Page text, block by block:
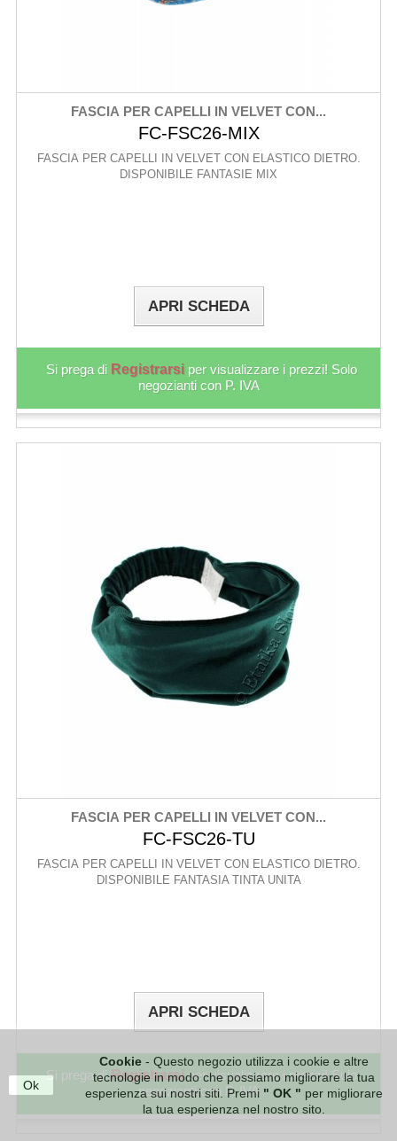
Ok
Cookie - Questo negozio utilizza i cookie e altre
tecnologie in modo che possiamo migliorare la tua
esperienza sui nostri siti. Premi " OK " per migliorare
la tua esperienza nel nostro sito.
FASCIA PER CAPELLI IN VELVET CON...
FC-FSC26-MIX
FASCIA PER CAPELLI IN VELVET CON ELASTICO DIETRO.
DISPONIBILE FANTASIE MIX
APRI SCHEDA
Si prega di Registrarsi per visualizzare i prezzi! Solo
negozianti con P. IVA
FASCIA PER CAPELLI IN VELVET CON...
FC-FSC26-TU
FASCIA PER CAPELLI IN VELVET CON ELASTICO DIETRO.
DISPONIBILE FANTASIA TINTA UNITA
APRI SCHEDA
Si prega di Registrarsi per visualizzare i prezzi! Solo
negozianti con P. IVA